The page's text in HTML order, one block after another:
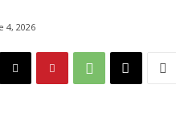
4, 2026